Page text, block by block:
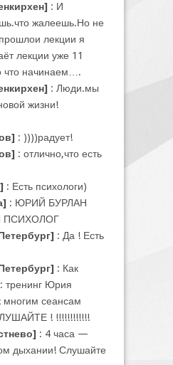
: И
жалеешь.Но не
лекции я
лекции уже 11
что начинаем….
: Люди.мы
жизни!
: ))))радует!
: отлично,что есть
: Есть психологи)
: ЮРИЙ БУРЛАН
: Да ! Есть
: Как
тренинг Юрия
многим сеансам
! !!!!!!!!!!!!
: 4 часа —
дыхании! Слушайте